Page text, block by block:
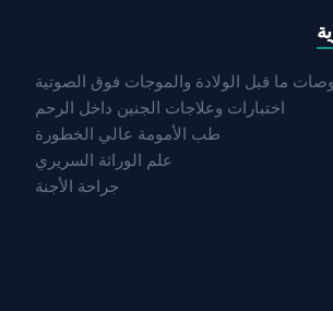
ما قبل الولادة والموجات فوق الصوتية
اختبارات وعلاجات الجنين داخل الرحم
طب الأمومة عالي الخطورة
علم الوراثة السريري
جراحة الأجنة